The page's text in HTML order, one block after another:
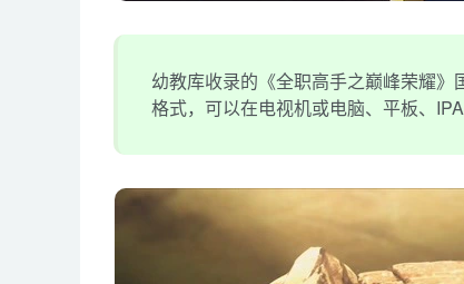
幼教库收录的《全职高手之巅峰荣耀
格式，可以在电视机或电脑、平板、